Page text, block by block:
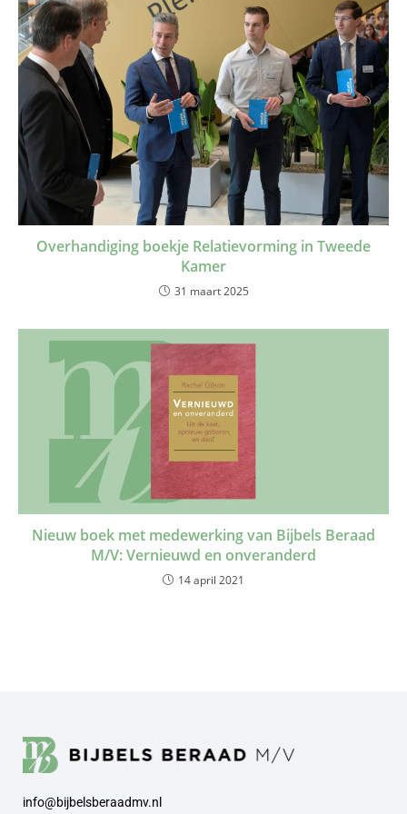
Overhandiging boekje Relatievorming in Tweede
Kamer
31 maart 2025
Nieuw boek met medewerking van Bijbels Beraad
M/V: Vernieuwd en onveranderd
14 april 2021
info@bijbelsberaadmv.nl